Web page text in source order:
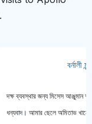
দক্ষ ব্যবস্থার জন্য মিসেস
ধন্যবাদ। আমার ছেলে